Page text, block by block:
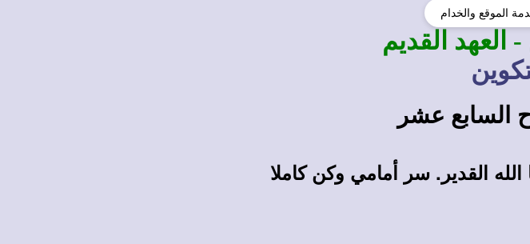
الموقع والخدام
- العهد القديم
السابع عشر
القدير. سر أمامي وكن كاملا